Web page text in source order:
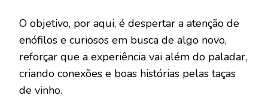
O objetivo, por aqui, é despertar a atenção de
enófilos e curiosos em busca de algo novo,
reforçar que a experiência vai além do paladar,
criando conexões e boas histórias pelas taças
de vinho.